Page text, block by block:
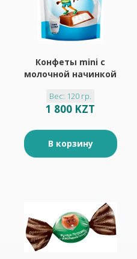
Конфеты mini с
молочной начинкой
Вес: 120 гр.
1 800 KZT
В корзину